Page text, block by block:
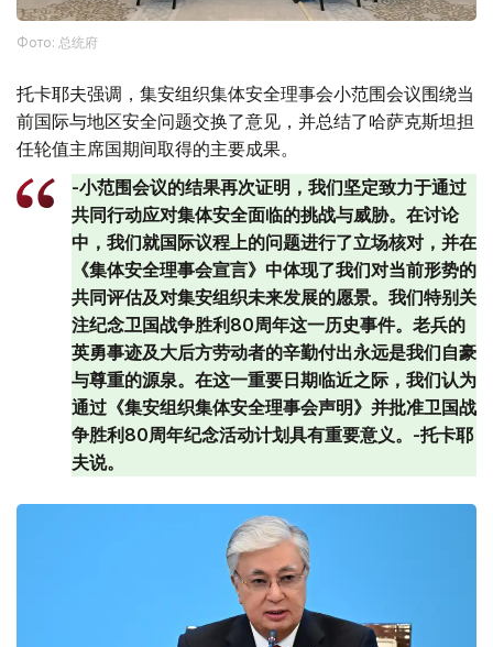
Фото: 总统府
托卡耶夫强调，集安组织集体安全理事会小范围会议围绕当
前国际与地区安全问题交换了意见，并总结了哈萨克斯坦担
任轮值主席国期间取得的主要成果。
-小范围会议的结果再次证明，我们坚定致力于通过
共同行动应对集体安全面临的挑战与威胁。在讨论
中，我们就国际议程上的问题进行了立场核对，并在
《集体安全理事会宣言》中体现了我们对当前形势的
共同评估及对集安组织未来发展的愿景。我们特别关
注纪念卫国战争胜利80周年这一历史事件。老兵的
英勇事迹及大后方劳动者的辛勤付出永远是我们自豪
与尊重的源泉。在这一重要日期临近之际，我们认为
通过《集安组织集体安全理事会声明》并批准卫国战
争胜利80周年纪念活动计划具有重要意义。-托卡耶
夫说。